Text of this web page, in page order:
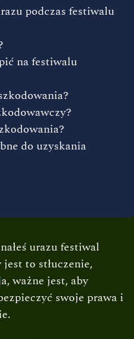
podczas festiwalu
na festiwalu
do uzyskania
urazu festiwal
to stłuczenie,
ważne jest, aby
swoje prawa i